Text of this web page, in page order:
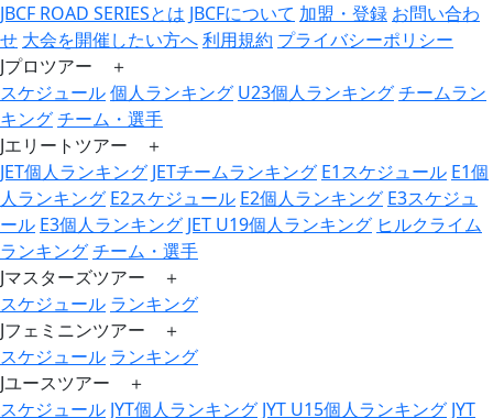
JBCF ROAD SERIESとは JBCFについて 加盟・登録 お問い合わ
せ 大会を開催したい方へ利用規約 プライバシーポリシー
Jプロツアー ＋
スケジュール個人ランキング U23個人ランキングチームラン
キングチーム・選手
Jエリートツアー ＋
JET個人ランキング JETチームランキング E1スケジュール E1個
人ランキング E2スケジュール E2個人ランキング E3スケジュ
ール E3個人ランキング JET U19個人ランキング ヒルクライム
ランキングチーム・選手
Jマスターズツアー ＋
スケジュール ランキング
Jフェミニンツアー ＋
スケジュール ランキング
Jユースツアー ＋
スケジュール JYT個人ランキング JYT U15個人ランキング JYT